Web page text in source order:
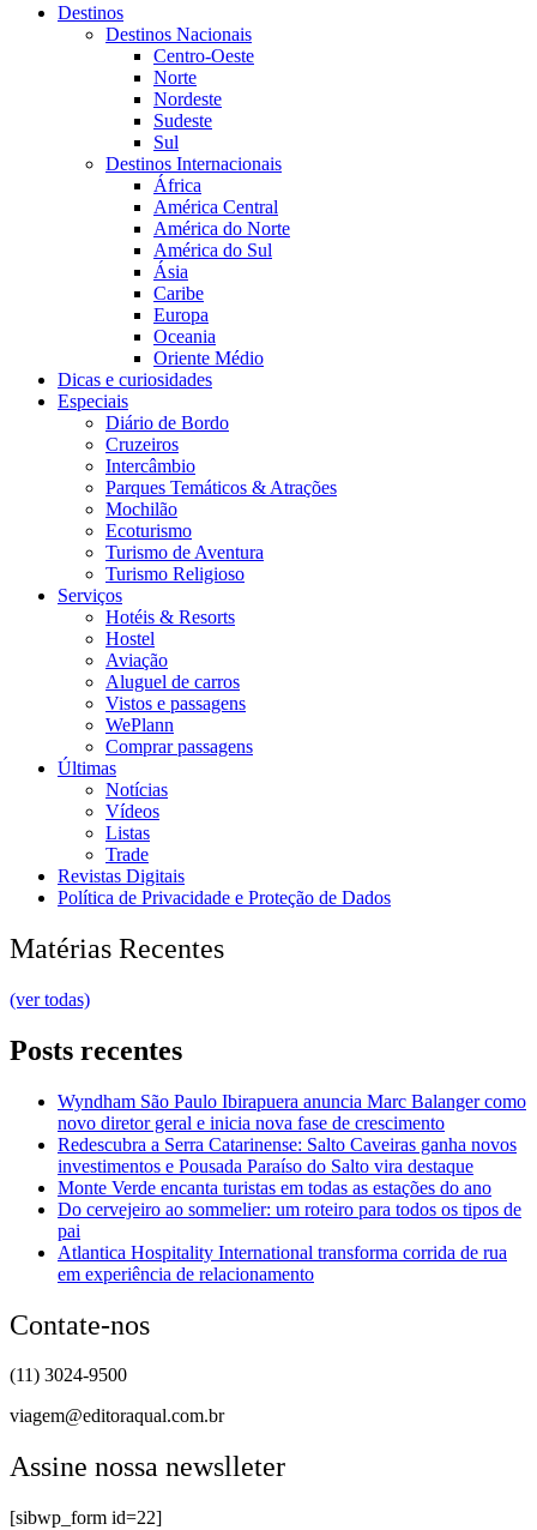
Destinos
Destinos Nacionais
Centro-Oeste
Norte
Nordeste
Sudeste
Sul
Destinos Internacionais
África
América Central
América do Norte
América do Sul
Ásia
Caribe
Europa
Oceania
Oriente Médio
Dicas e curiosidades
Especiais
Diário de Bordo
Cruzeiros
Intercâmbio
Parques Temáticos & Atrações
Mochilão
Ecoturismo
Turismo de Aventura
Turismo Religioso
Serviços
Hotéis & Resorts
Hostel
Aviação
Aluguel de carros
Vistos e passagens
WePlann
Comprar passagens
Últimas
Notícias
Vídeos
Listas
Trade
Revistas Digitais
Política de Privacidade e Proteção de Dados
Matérias Recentes
(ver todas)
Posts recentes
Wyndham São Paulo Ibirapuera anuncia Marc Balanger como
novo diretor geral e inicia nova fase de crescimento
Redescubra a Serra Catarinense: Salto Caveiras ganha novos
investimentos e Pousada Paraíso do Salto vira destaque
Monte Verde encanta turistas em todas as estações do ano
Do cervejeiro ao sommelier: um roteiro para todos os tipos de
pai
Atlantica Hospitality International transforma corrida de rua
em experiência de relacionamento
Contate-nos
(11) 3024-9500
viagem@editoraqual.com.br
Assine nossa newslleter
[sibwp_form id=22]